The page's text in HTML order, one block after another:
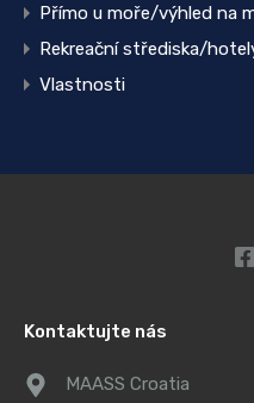
Přímo u moře/výhled na
Rekreační střediska/
Vlastnosti
Kontaktujte nás
MAASS Croatia